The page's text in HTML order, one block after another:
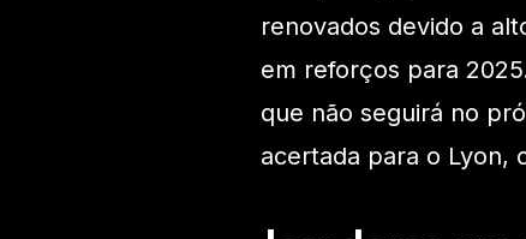
renovados devido a
em reforços para
que não seguirá no
acertada para o Lyon,